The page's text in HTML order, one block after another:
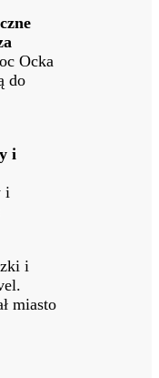
Ocka
do
i
i
i
miasto